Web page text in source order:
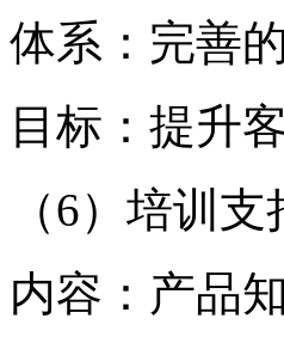
体系：完善
目标：提升
（6）培训支
内容：产品